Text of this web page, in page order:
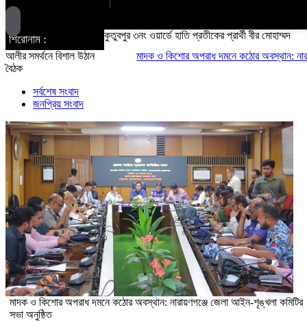
শিরোনাম :
মাদক ও কিশোর অপরাধ দমনে কঠোর অবস্থান:
কুতুবপুর ৩নং ওয়ার্ডে হাতি প্রতীকের প্রার্থী বীর মোহাম্মদ
আলীর সমর্থনে বিশাল উঠান
বৈঠক
সর্বশেষ সংবাদ
জনপ্রিয় সংবাদ
মাদক ও কিশোর অপরাধ দমনে কঠোর অবস্থান: নারায়ণগঞ্জে জেলা আইন-শৃঙ্খলা কমিটির
সভা অনুষ্ঠিত